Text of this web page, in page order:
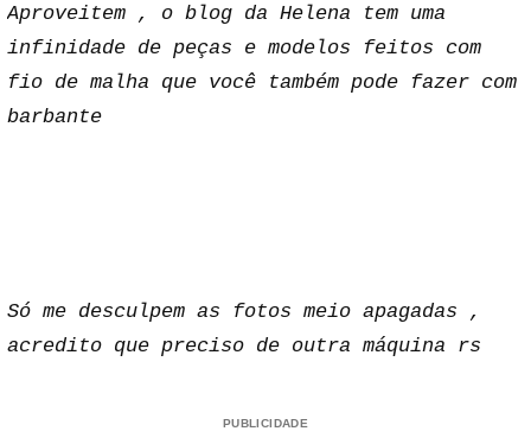
Aproveitem , o blog da Helena tem uma
infinidade de peças e modelos feitos com
fio de malha que você também pode fazer com
barbante
Só me desculpem as fotos meio apagadas ,
acredito que preciso de outra máquina rs
PUBLICIDADE